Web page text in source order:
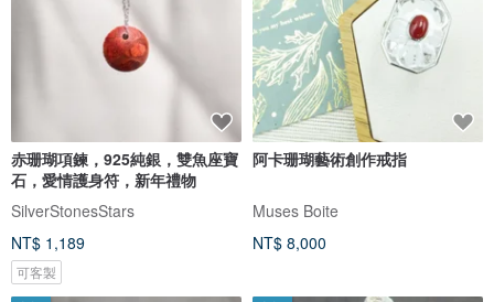
赤珊瑚項鍊，925純銀，雙魚座寶
石，愛情護身符，新年禮物
SilverStonesStars
NT$ 1,189
可客製
阿卡珊瑚藝術創作戒指
Muses Boite
NT$ 8,000